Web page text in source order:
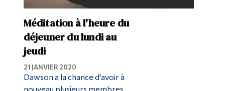
Méditation à l'heure du
déjeuner du lundi au
jeudi
21 JANVIER 2020
Dawson a la chance d'avoir à
nouveau plusieurs membres